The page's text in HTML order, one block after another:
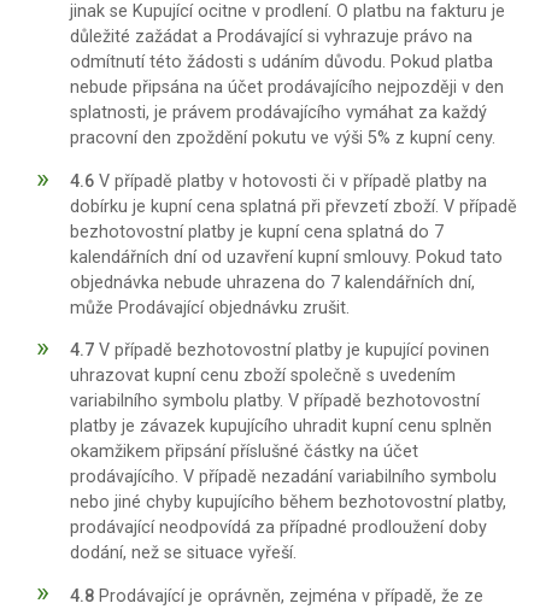
jinak se Kupující ocitne v prodlení. O platbu na fakturu je
důležité zažádat a Prodávající si vyhrazuje právo na
odmítnutí této žádosti s udáním důvodu. Pokud platba
nebude připsána na účet prodávajícího nejpozději v den
splatnosti, je právem prodávajícího vymáhat za každý
pracovní den zpoždění pokutu ve výši 5% z kupní ceny.
4.6 V případě platby v hotovosti či v případě platby na
dobírku je kupní cena splatná při převzetí zboží. V případě
bezhotovostní platby je kupní cena splatná do 7
kalendářních dní od uzavření kupní smlouvy. Pokud tato
objednávka nebude uhrazena do 7 kalendářních dní,
může Prodávající objednávku zrušit.
4.7 V případě bezhotovostní platby je kupující povinen
uhrazovat kupní cenu zboží společně s uvedením
variabilního symbolu platby. V případě bezhotovostní
platby je závazek kupujícího uhradit kupní cenu splněn
okamžikem připsání příslušné částky na účet
prodávajícího. V případě nezadání variabilního symbolu
nebo jiné chyby kupujícího během bezhotovostní platby,
prodávající neodpovídá za případné prodloužení doby
dodání, než se situace vyřeší.
4.8 Prodávající je oprávněn, zejména v případě, že ze